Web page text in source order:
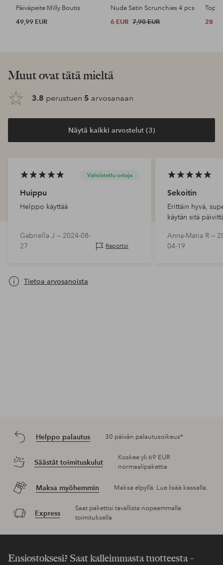
Päiväpeite Milly Boutis
49,99 EUR
Nude Satin Scrunchies 4 pcs
6 EUR 7,90 EUR
Top
28
Muut ovat tätä mieltä
3.8 perustuen 5 arvosanaan
Näytä kaikki arvostelut (3)
Vahvistettu ostaja
Huippu
Helppo käyttää
Gabriella J — 2024-08-
27
Raportoi
Sekoitin
Erittäin hyvä,
käytän sitä
Anna-Maria R —
04-19
Tietoa arvosanoista
Helppo palautus 30 päivän palautusoikeus*
Säästät toimituskulut
Koskee yli 69 EUR
normaalipakettia
Maksa myöhemmin Maksa elpyllä. Lue lisää kassalla.
Express
Saat pakettisi tavallista nopeammalla
toimituksella
Ensiostoksesi? Saat kalleimmasta tuotteesta –